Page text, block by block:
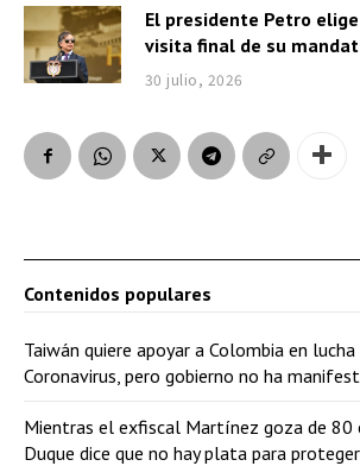
El presidente Petro elige
visita final de su
30 julio, 2026
Contenidos populares
Taiwán quiere apoyar a Colombia en
Coronavirus, pero gobierno no ha
Mientras el exfiscal Martínez goza de 80
Duque dice que no hay plata para